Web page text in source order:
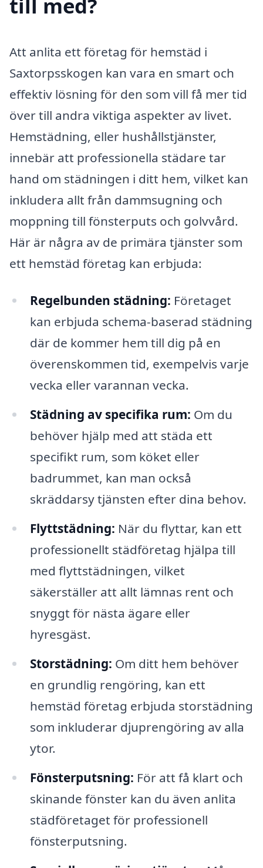
Att anlita ett företag för hemstäd i
Saxtorpsskogen kan vara en smart och
effektiv lösning för den som vill få mer tid
över till andra viktiga aspekter av livet.
Hemstädning, eller hushållstjänster,
innebär att professionella städare tar
hand om städningen i ditt hem, vilket kan
inkludera allt från dammsugning och
moppning till fönsterputs och golvvård.
Här är några av de primära tjänster som
ett hemstäd företag kan erbjuda:
Regelbunden städning: Företaget
kan erbjuda schema-baserad städning
där de kommer hem till dig på en
överenskommen tid, exempelvis varje
vecka eller varannan vecka.
Städning av specifika rum: Om du
behöver hjälp med att städa ett
specifikt rum, som köket eller
badrummet, kan man också
skräddarsy tjänsten efter dina behov.
Flyttstädning: När du flyttar, kan ett
professionellt städföretag hjälpa till
med flyttstädningen, vilket
säkerställer att allt lämnas rent och
snyggt för nästa ägare eller
hyresgäst.
Storstädning: Om ditt hem behöver
en grundlig rengöring, kan ett
hemstäd företag erbjuda storstädning
som inkluderar djuprengöring av alla
ytor.
Fönsterputsning: För att få klart och
skinande fönster kan du även anlita
städföretaget för professionell
fönsterputsning.